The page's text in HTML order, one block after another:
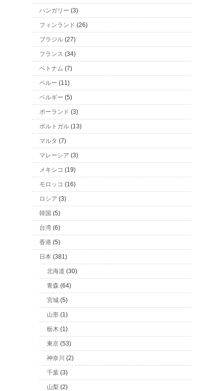
ハンガリー (3)
フィンランド (26)
ブラジル (27)
フランス (34)
ベトナム (7)
ペルー (11)
ベルギー (5)
ポーランド (3)
ポルトガル (13)
マルタ (7)
マレーシア (3)
メキシコ (19)
モロッコ (16)
ロシア (3)
韓国 (5)
台湾 (6)
香港 (5)
日本 (381)
北海道 (30)
青森 (64)
宮城 (5)
山形 (1)
栃木 (1)
東京 (53)
神奈川 (2)
千葉 (3)
山梨 (2)